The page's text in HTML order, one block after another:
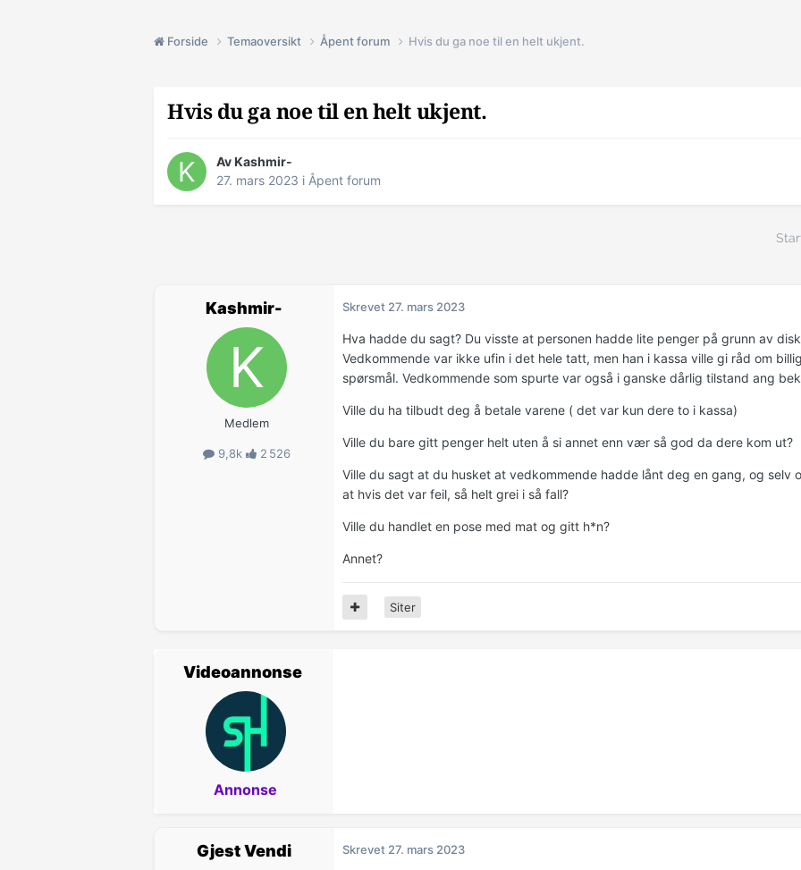
Forside Temaoversikt Åpent forum Hvis du ga noe til en helt ukjent.
Hvis du ga noe til en helt ukjent.
Av Kashmir-
27. mars 2023 i Åpent forum
Kashmir-
Medlem
9,8k 2 526
Skrevet 27. mars 2023
Hva hadde du sagt? Du visste at personen hadde lite penger på grunn av
Vedkommende var ikke ufin i det hele tatt, men han i kassa ville gi råd om
spørsmål. Vedkommende som spurte var også i ganske dårlig tilstand ang
Ville du ha tilbudt deg å betale varene ( det var kun dere to i kassa)
Ville du bare gitt penger helt uten å si annet enn vær så god da dere kom ut?
Ville du sagt at du husket at vedkommende hadde lånt deg en gang, og selv
at hvis det var feil, så helt grei i så fall?
Ville du handlet en pose med mat og gitt h*n?
Annet?
Siter
Videoannonse
Annonse
Gjest Vendi Skrevet 27. mars 2023